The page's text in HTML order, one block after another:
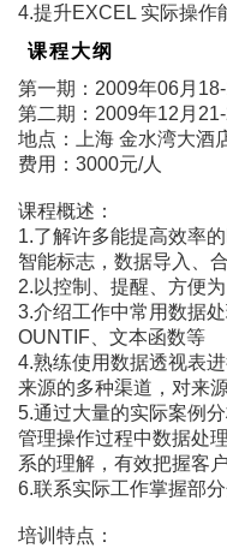
4.提升EXCEL 实际操作
课程大纲
第一期：2009年06月18-
第二期：2009年12月21-
地点：上海 金水湾大酒
费用：3000元/人
课程概述：
1.了解许多能提高效率
智能标志，数据导入、
2.以控制、提醒、方便
3.介绍工作中常用数据
OUNTIF、文本函数等
4.熟练使用数据透视表
来源的多种渠道，对来
5.通过大量的实际案例
管理操作过程中数据处
系的理解，有效把握客
6.联系实际工作掌握部
培训特点：